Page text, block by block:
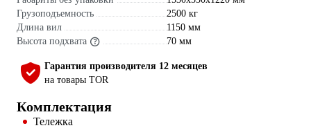
Грузоподъемность
2500 кг
Длина вил
1150 мм
Высота подхвата
70 мм
Гарантия производителя 12 месяцев
на товары TOR
Комплектация
Тележка